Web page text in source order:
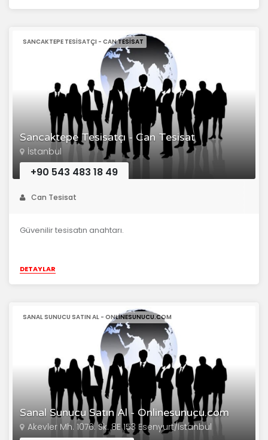
Sancaktepe Tesisatçı - Can Tesisat
SANCAKTEPE TESISATÇI - CAN TESISAT
İstanbul
+90 543 483 18 49
Can Tesisat
Güvenilir tesisatın anahtarı.
DETAYLAR
Sanal Sunucu Satın Al - Onlinesunucu.com
SANAL SUNUCU SATIN AL - ONLINESUNUCU.COM
Akevler Mh. 1076. Sk. 8E 153 Esenyurt/İstanbul